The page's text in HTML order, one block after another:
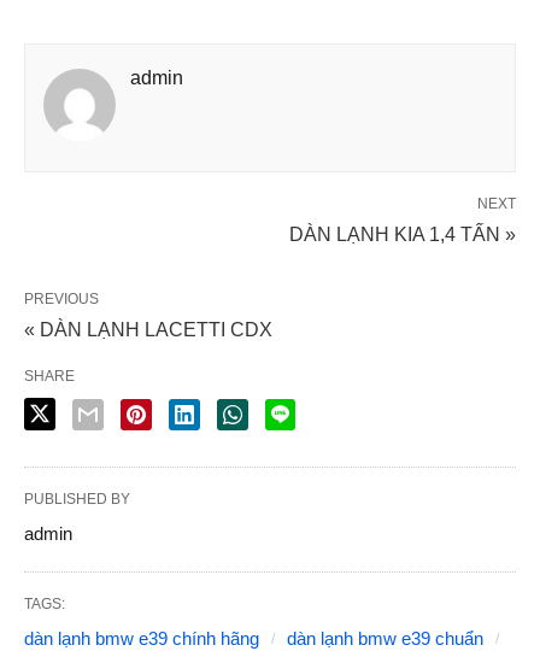
admin
NEXT
DÀN LẠNH KIA 1,4 TẤN »
PREVIOUS
« DÀN LẠNH LACETTI CDX
SHARE
PUBLISHED BY
admin
TAGS:
dàn lạnh bmw e39 chính hãng
dàn lạnh bmw e39 chuẩn